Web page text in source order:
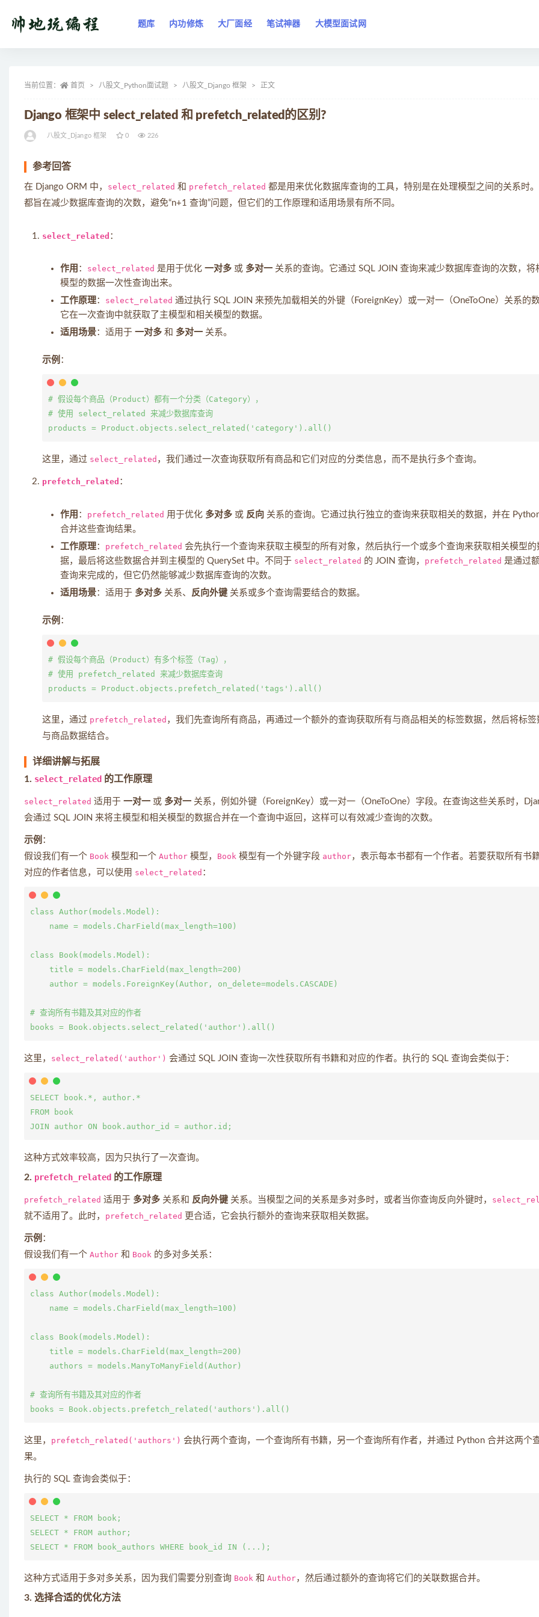
题库 内功修炼 大厂面经 笔试神器 大模型面试网
当前位置： 首页 八股文_Python面试题 八股文_Django 框架 正文
Django 框架中 select_related 和 prefetch_related的区别?
八股文_Django 框架 0 226
参考回答
在 Django ORM 中， select_related 和 prefetch_related 都是用来优化数据库查询的工具，特别是在处理模型之间的关系时。
都旨在减少数据库查询的次数，避免“n+1 查询”问题，但它们的工作原理和适用场景有所不同。
select_related ：
作用 ： select_related 是用于优化 一对多 或 多对一 关系的查询。它通过 SQL JOIN 查询来减少数据库查询的次数，将
模型的数据一次性查询出来。
工作原理： select_related 通过执行 SQL JOIN 来预先加载相关的外键（ForeignKey）或一对一（OneToOne）关系的数
它在一次查询中就获取了主模型和相关模型的数据。
适用场景：适用于 一对多 和 多对一 关系。
示例 ：
# 假设每个商品（Product）都有一个分类（Category），
# 使用 select_related 来减少数据库查询
这里，通过 select_related ，我们通过一次查询获取所有商品和它们对应的分类信息，而不是执行多个查询。
prefetch_related ：
作用 ： prefetch_related 用于优化 多对多 或 反向 关系的查询。它通过执行独立的查询来获取相关的数据，并在
合并这些查询结果。
工作原理： prefetch_related 会先执行一个查询来获取主模型的所有对象，然后执行一个或多个查询来获取相关模型的
据，最后将这些数据合并到主模型的 QuerySet 中。不同于 select_related 的 JOIN 查询， prefetch_related 是通过
查询来完成的，但它仍然能够减少数据库查询的次数。
适用场景：适用于 多对多 关系、 反向外键 关系或多个查询需要结合的数据。
示例 ：
# 假设每个商品（Product）有多个标签（Tag），
# 使用 prefetch_related 来减少数据库查询
这里，通过 prefetch_related ，我们先查询所有商品，再通过一个额外的查询获取所有与商品相关的标签数据，然后将标签
与商品数据结合。
详细讲解与拓展
1. select_related 的工作原理
select_related 适用于 一对一 或 多对一 关系，例如外键（ForeignKey）或一对一（OneToOne）字段。在查询这些关系时，
会通过 SQL JOIN 来将主模型和相关模型的数据合并在一个查询中返回，这样可以有效减少查询的次数。
示例 ：
假设我们有一个 Book 模型和一个 Author 模型， Book 模型有一个外键字段 author，表示每本书都有一个作者。若要获取所有书
对应的作者信息，可以使用 select_related ：
class Author(models.Model):
    name = models.CharField(max_length=100)
class Book(models.Model):
    title = models.CharField(max_length=200)
    author = models.ForeignKey(Author, on_delete=models.CASCADE)
# 查询所有书籍及其对应的作者
这里， select_related('author') 会通过 SQL JOIN 查询一次性获取所有书籍和对应的作者。执行的 SQL 查询会类似于：
SELECT book.*, author.*
FROM book
这种方式效率较高，因为只执行了一次查询。
2. prefetch_related 的工作原理
prefetch_related 适用于 多对多 关系和 反向外键 关系。当模型之间的关系是多对多时，或者当你查询反向外键时，
就不适用了。此时， prefetch_related 更合适，它会执行额外的查询来获取相关数据。
示例 ：
假设我们有一个 Author 和 Book 的多对多关系：
class Author(models.Model):
    name = models.CharField(max_length=100)
class Book(models.Model):
    title = models.CharField(max_length=200)
    authors = models.ManyToManyField(Author)
# 查询所有书籍及其对应的作者
这里， prefetch_related('authors') 会执行两个查询，一个查询所有书籍，另一个查询所有作者，并通过 Python 合并这两个
果。
执行的 SQL 查询会类似于：
SELECT * FROM book;
SELECT * FROM author;
这种方式适用于多对多关系，因为我们需要分别查询 Book 和 Author，然后通过额外的查询将它们的关联数据合并。
3. 选择合适的优化方法